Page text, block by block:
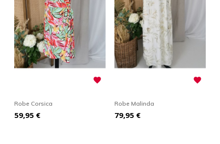

Robe Corsica
Prix
59,95 €

Robe Malinda
Prix
79,95 €